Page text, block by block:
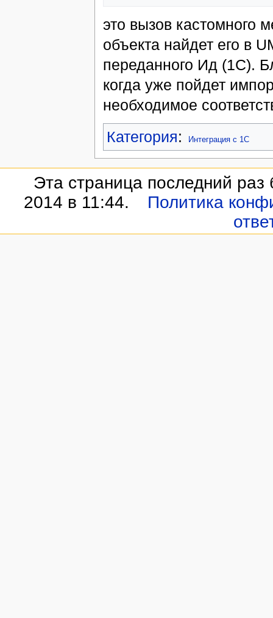
это вызов кастомного
объекта найдет его в
переданного Ид (1С).
когда уже пойдет
необходимое
Категория: Интеграция с 1С
Эта страница последний
2014 в 11:44.
Политика